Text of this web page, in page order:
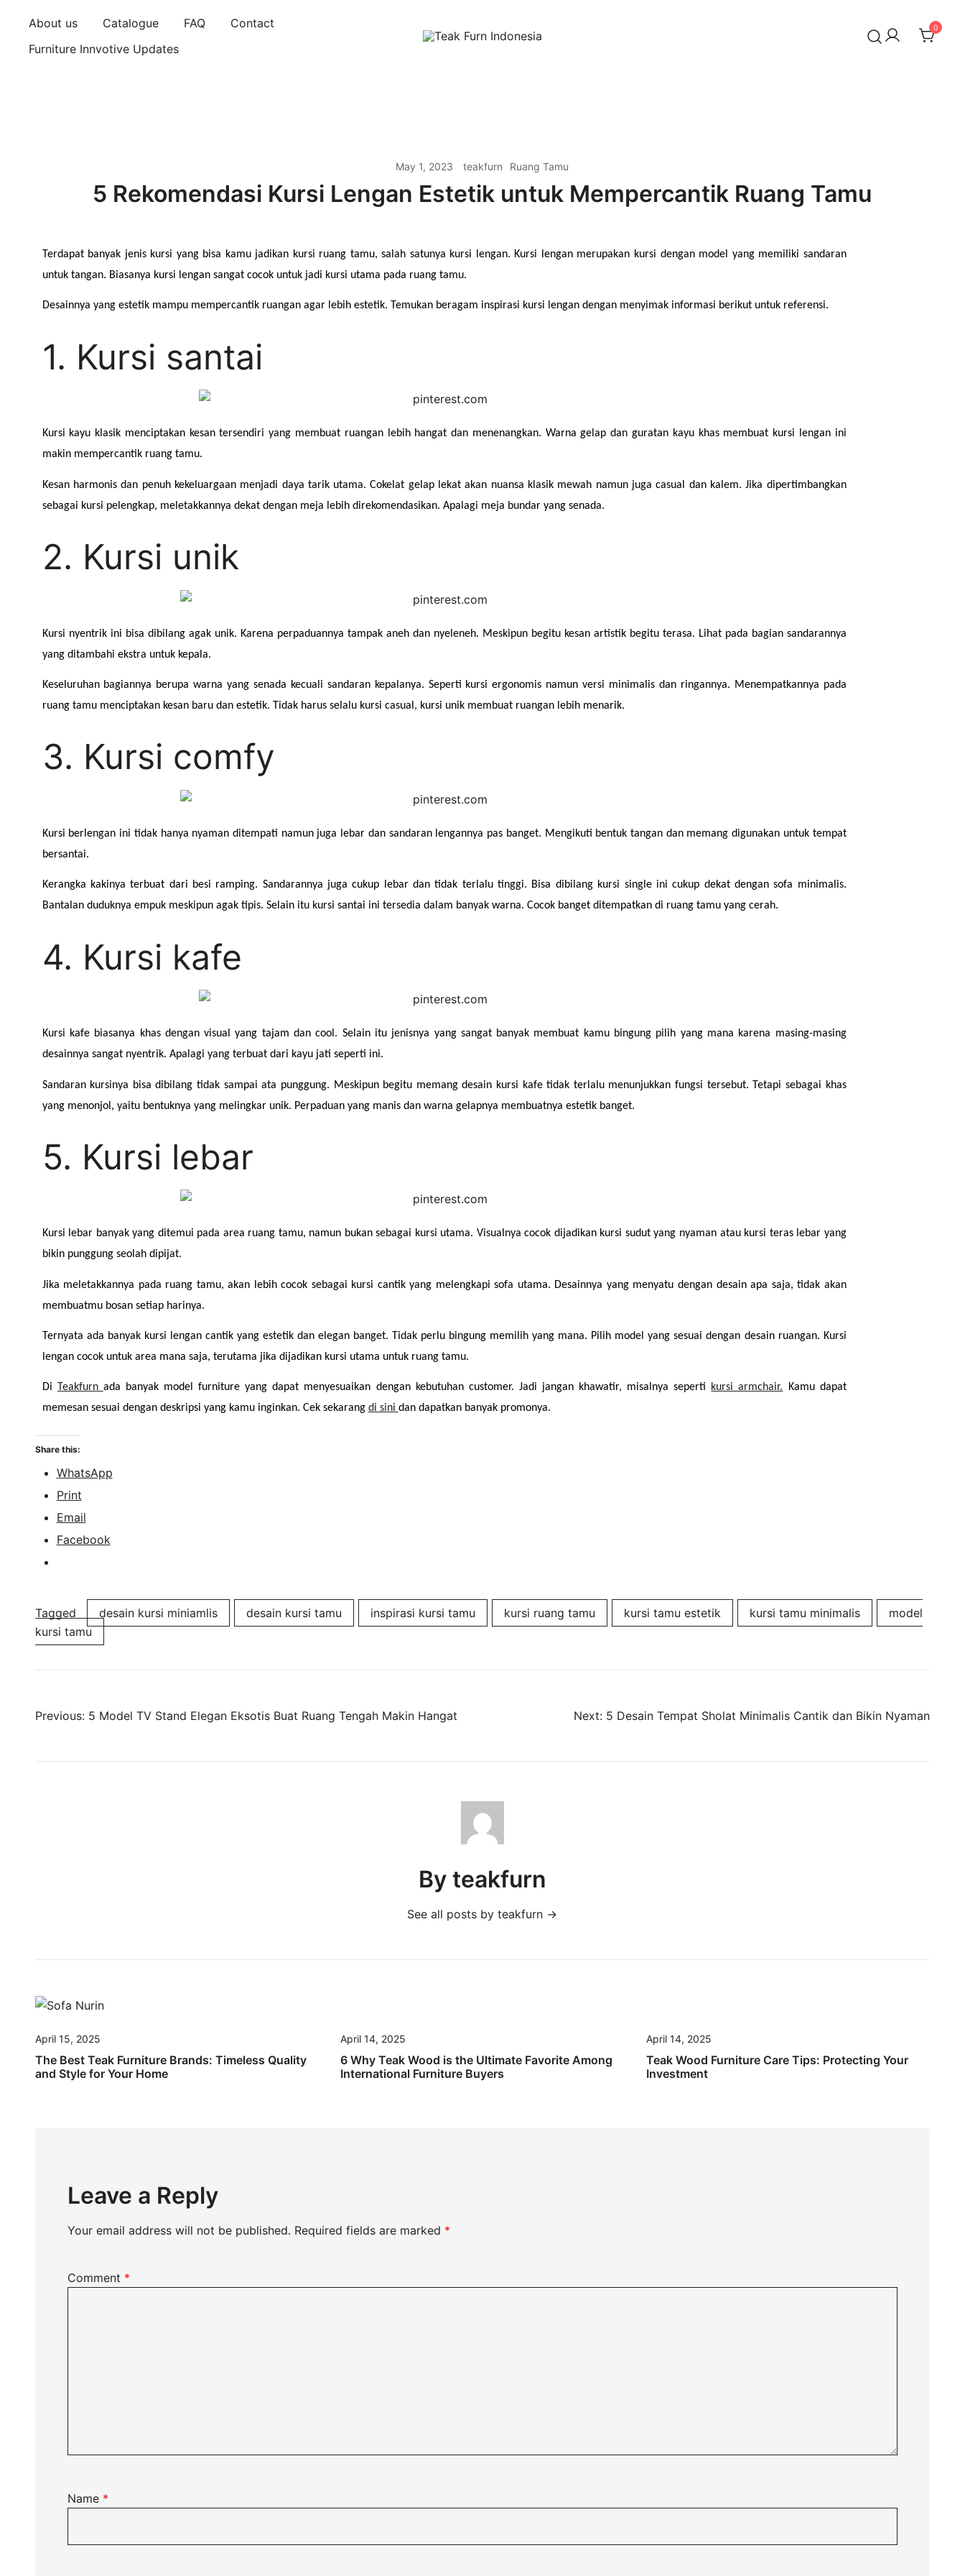
About us Catalogue FAQ
Contact
Furniture Innvotive Updates
0
May 1, 2023 teakfurn Ruang Tamu
5 Rekomendasi Kursi Lengan Estetik untuk Mempercantik Ruang Tamu
Terdapat banyak jenis kursi yang bisa kamu jadikan kursi ruang tamu, salah satunya kursi lengan. Kursi lengan merupakan kursi dengan model yang memiliki sandaran
untuk tangan. Biasanya kursi lengan sangat cocok untuk jadi kursi utama pada ruang tamu.
Desainnya yang estetik mampu mempercantik ruangan agar lebih estetik. Temukan beragam inspirasi kursi lengan dengan menyimak informasi berikut untuk referensi.
1. Kursi santai
Kursi kayu klasik menciptakan kesan tersendiri yang membuat ruangan lebih hangat dan menenangkan. Warna gelap dan guratan kayu khas membuat kursi lengan ini
makin mempercantik ruang tamu.
Kesan harmonis dan penuh kekeluargaan menjadi daya tarik utama. Cokelat gelap lekat akan nuansa klasik mewah namun juga casual dan kalem. Jika dipertimbangkan
sebagai kursi pelengkap, meletakkannya dekat dengan meja lebih direkomendasikan. Apalagi meja bundar yang senada.
2. Kursi unik
Kursi nyentrik ini bisa dibilang agak unik. Karena perpaduannya tampak aneh dan nyeleneh. Meskipun begitu kesan artistik begitu terasa. Lihat pada bagian sandarannya
yang ditambahi ekstra untuk kepala.
Keseluruhan bagiannya berupa warna yang senada kecuali sandaran kepalanya. Seperti kursi ergonomis namun versi minimalis dan ringannya. Menempatkannya pada
ruang tamu menciptakan kesan baru dan estetik. Tidak harus selalu kursi casual, kursi unik membuat ruangan lebih menarik.
3. Kursi comfy
Kursi berlengan ini tidak hanya nyaman ditempati namun juga lebar dan sandaran lengannya pas banget. Mengikuti bentuk tangan dan memang digunakan untuk tempat
bersantai.
Kerangka kakinya terbuat dari besi ramping. Sandarannya juga cukup lebar dan tidak terlalu tinggi. Bisa dibilang kursi single ini cukup dekat dengan sofa minimalis.
Bantalan duduknya empuk meskipun agak tipis. Selain itu kursi santai ini tersedia dalam banyak warna. Cocok banget ditempatkan di ruang tamu yang cerah.
4. Kursi kafe
Kursi kafe biasanya khas dengan visual yang tajam dan cool. Selain itu jenisnya yang sangat banyak membuat kamu bingung pilih yang mana karena masing-masing
desainnya sangat nyentrik. Apalagi yang terbuat dari kayu jati seperti ini.
Sandaran kursinya bisa dibilang tidak sampai ata punggung. Meskipun begitu memang desain kursi kafe tidak terlalu menunjukkan fungsi tersebut. Tetapi sebagai khas
yang menonjol, yaitu bentuknya yang melingkar unik. Perpaduan yang manis dan warna gelapnya membuatnya estetik banget.
5. Kursi lebar
Kursi lebar banyak yang ditemui pada area ruang tamu, namun bukan sebagai kursi utama. Visualnya cocok dijadikan kursi sudut yang nyaman atau kursi teras lebar yang
bikin punggung seolah dipijat.
Jika meletakkannya pada ruang tamu, akan lebih cocok sebagai kursi cantik yang melengkapi sofa utama. Desainnya yang menyatu dengan desain apa saja, tidak akan
membuatmu bosan setiap harinya.
Ternyata ada banyak kursi lengan cantik yang estetik dan elegan banget. Tidak perlu bingung memilih yang mana. Pilih model yang sesuai dengan desain ruangan. Kursi
lengan cocok untuk area mana saja, terutama jika dijadikan kursi utama untuk ruang tamu.
Di Teakfurn ada banyak model furniture yang dapat menyesuaikan dengan kebutuhan customer. Jadi jangan khawatir, misalnya seperti kursi armchair. Kamu dapat
memesan sesuai dengan deskripsi yang kamu inginkan. Cek sekarang di sini dan dapatkan banyak promonya.
Share this:
WhatsApp
Print
Email
Facebook
Tagged desain kursi miniamlis desain kursi tamu inspirasi kursi tamu kursi ruang tamu kursi tamu estetik kursi tamu minimalis
model
kursi tamu
Previous: 5 Model TV Stand Elegan Eksotis Buat Ruang Tengah Makin Hangat Next: 5 Desain Tempat Sholat Minimalis Cantik dan Bikin Nyaman
By teakfurn
See all posts by teakfurn →
April 15, 2025
The Best Teak Furniture Brands: Timeless Quality
and Style for Your Home
April 14, 2025
6 Why Teak Wood is the Ultimate Favorite Among
International Furniture Buyers
April 14, 2025
Teak Wood Furniture Care Tips: Protecting Your
Investment
Leave a Reply
Your email address will not be published. Required fields are marked *
Comment *
Name *